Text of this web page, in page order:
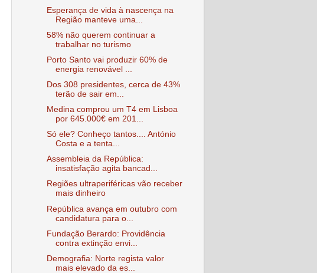
Esperança de vida à nascença na
Região manteve uma...
58% não querem continuar a
trabalhar no turismo
Porto Santo vai produzir 60% de
energia renovável ...
Dos 308 presidentes, cerca de 43%
terão de sair em...
Medina comprou um T4 em Lisboa
por 645.000€ em 201...
Só ele? Conheço tantos.... António
Costa e a tenta...
Assembleia da República:
insatisfação agita bancad...
Regiões ultraperiféricas vão receber
mais dinheiro
República avança em outubro com
candidatura para o...
Fundação Berardo: Providência
contra extinção envi...
Demografia: Norte regista valor
mais elevado da es...